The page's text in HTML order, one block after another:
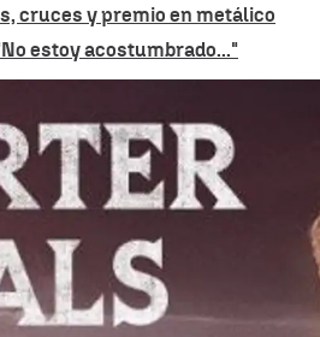
cruces y premio en metálico
estoy acostumbrado..."